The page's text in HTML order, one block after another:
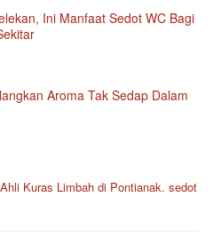
Ini Manfaat Sedot WC Bagi
Aroma Tak Sedap Dalam
Ahli Kuras Limbah di Pontianak. sedot